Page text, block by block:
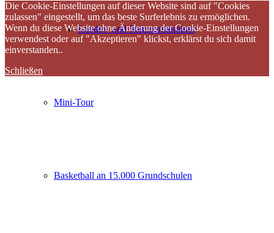
Landes- und Stützpunkttrainer
Mini-Tour
Basketball an 15.000 Grundschulen
Die Cookie-Einstellungen auf dieser Website sind auf "Cookies
zulassen" eingestellt, um das beste Surferlebnis zu ermöglichen.
Wenn du diese Website ohne Änderung der Cookie-Einstellungen
verwendest oder auf "Akzeptieren" klickst, erklärst du sich damit
einverstanden..
Schließen